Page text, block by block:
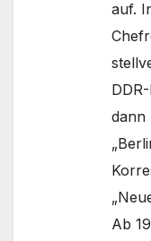
auf.
dann
Ab